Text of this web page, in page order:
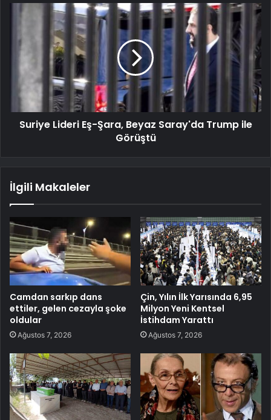
Suriye Lideri Eş-Şara, Beyaz Saray'da Trump ile
Görüştü
İlgili Makaleler
Camdan sarkıp dans
ettiler, gelen cezayla şoke
oldular
Ağustos 7, 2026
Çin, Yılın İlk Yarısında 6,95
Milyon Yeni Kentsel
İstihdam Yarattı
Ağustos 7, 2026